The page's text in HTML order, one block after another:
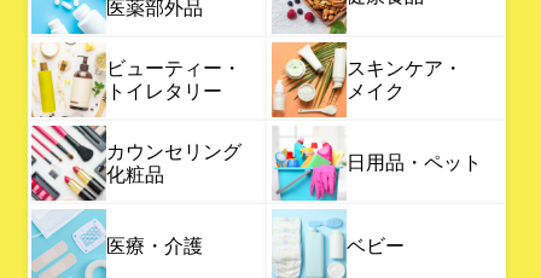
医薬部外品
ビューティー・
トイレタリー
スキンケア・
メイク
カウンセリング
化粧品
日用品・ペット
医療・介護 ベビー